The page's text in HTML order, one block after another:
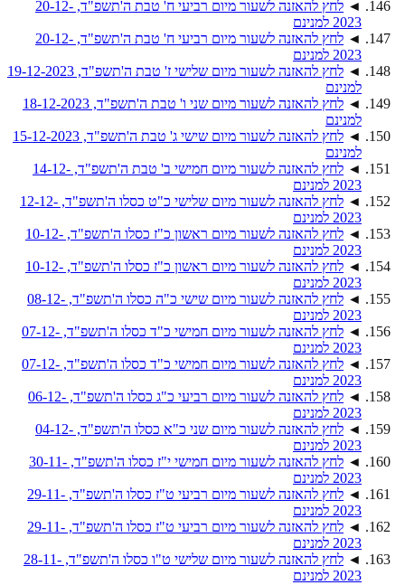
◄
לחץ להאזנה לשעור מיום רביעי ח' טבת ה'תשפ"ד, 20-12-
2023 למנינם
◄
לחץ להאזנה לשעור מיום רביעי ח' טבת ה'תשפ"ד, 20-12-
2023 למנינם
◄
לחץ להאזנה לשעור מיום שלישי ז' טבת ה'תשפ"ד, 19-12-2023
למנינם
◄
לחץ להאזנה לשעור מיום שני ו' טבת ה'תשפ"ד, 18-12-2023
למנינם
◄
לחץ להאזנה לשעור מיום שישי ג' טבת ה'תשפ"ד, 15-12-2023
למנינם
◄
לחץ להאזנה לשעור מיום חמישי ב' טבת ה'תשפ"ד, 14-12-
2023 למנינם
◄
לחץ להאזנה לשעור מיום שלישי כ"ט כסלו ה'תשפ"ד, 12-12-
2023 למנינם
◄
לחץ להאזנה לשעור מיום ראשון כ"ז כסלו ה'תשפ"ד, 10-12-
2023 למנינם
◄
לחץ להאזנה לשעור מיום ראשון כ"ז כסלו ה'תשפ"ד, 10-12-
2023 למנינם
◄
לחץ להאזנה לשעור מיום שישי כ"ה כסלו ה'תשפ"ד, 08-12-
2023 למנינם
◄
לחץ להאזנה לשעור מיום חמישי כ"ד כסלו ה'תשפ"ד, 07-12-
2023 למנינם
◄
לחץ להאזנה לשעור מיום חמישי כ"ד כסלו ה'תשפ"ד, 07-12-
2023 למנינם
◄
לחץ להאזנה לשעור מיום רביעי כ"ג כסלו ה'תשפ"ד, 06-12-
2023 למנינם
◄
לחץ להאזנה לשעור מיום שני כ"א כסלו ה'תשפ"ד, 04-12-
2023 למנינם
◄
לחץ להאזנה לשעור מיום חמישי י"ז כסלו ה'תשפ"ד, 30-11-
2023 למנינם
◄
לחץ להאזנה לשעור מיום רביעי ט"ז כסלו ה'תשפ"ד, 29-11-
2023 למנינם
◄
לחץ להאזנה לשעור מיום רביעי ט"ז כסלו ה'תשפ"ד, 29-11-
2023 למנינם
◄
לחץ להאזנה לשעור מיום שלישי ט"ו כסלו ה'תשפ"ד, 28-11-
2023 למנינם